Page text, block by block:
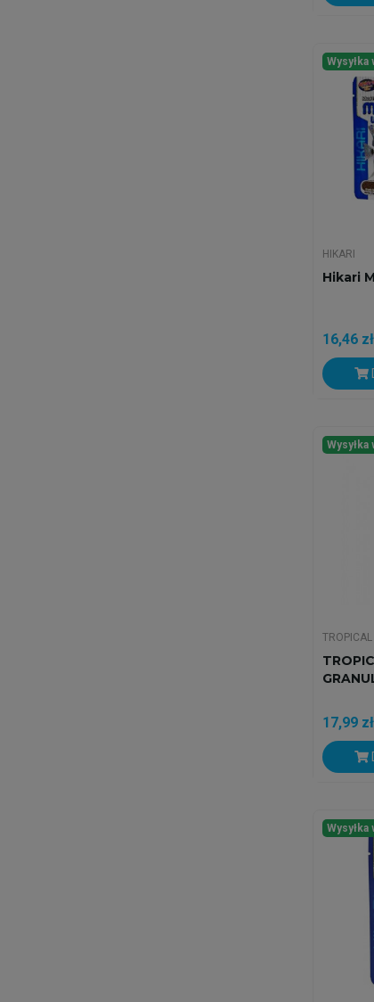
Wysyłka
HIKARI
Hikari
16,46 zł
Wysyłka
TROPICAL
17,99 zł
Wysyłka